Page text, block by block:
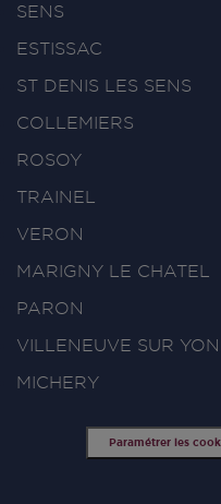
SENS
ESTISSAC
ST DENIS LES SENS
COLLEMIERS
ROSOY
TRAINEL
VERON
MARIGNY LE CHATEL
PARON
VILLENEUVE SUR
MICHERY
Paramétrer les